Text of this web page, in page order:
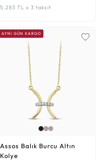
5.283 TL x 3 taksit
AYNI GÜN KARGO
Assos Balık Burcu Altın
Kolye